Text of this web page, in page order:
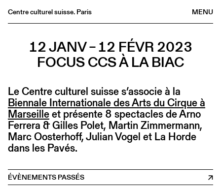
MENU
Centre culturel suisse. Paris
Librairie
Médiathèque
Éditions
Informations
FR/EN
12 JANV – 12 FÉVR 2023
FOCUS CCS À LA BIAC
Le Centre culturel suisse s’associe à la
Biennale Internationale des Arts du Cirque à
Marseilleet présente 8 spectacles de Arno
Ferrera & Gilles Polet, Martin Zimmermann,
Marc Oosterhoff, Julian Vogel et La Horde
dans les Pavés.
ÉVÈNEMENTS PASSÉS